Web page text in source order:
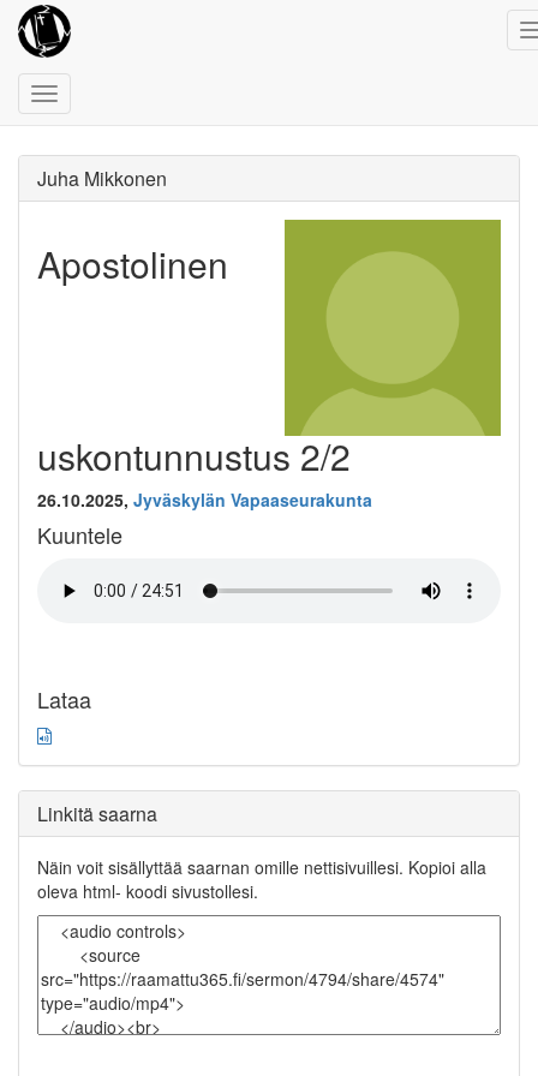
Toggle
navigation
Juha Mikkonen
Apostolinen
uskontunnustus 2/2
26.10.2025, Jyväskylän Vapaaseurakunta
Kuuntele
Lataa
Linkitä saarna
Näin voit sisällyttää saarnan omille nettisivuillesi. Kopioi alla
oleva html- koodi sivustollesi.